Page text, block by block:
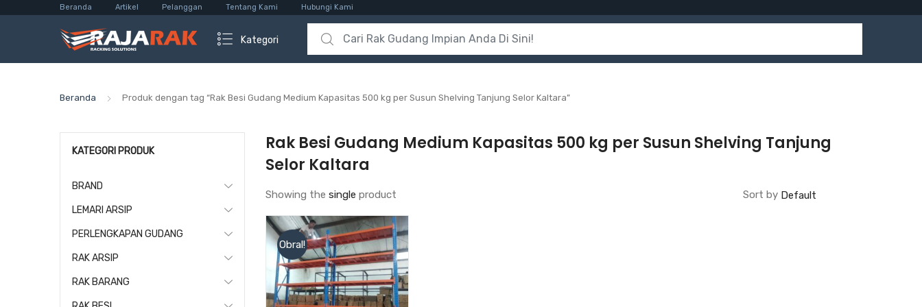
Beranda Artikel Pelanggan Tentang Kami Hubungi Kami
Kategori
Search for:
Beranda Produk dengan tag “Rak Besi Gudang Medium Kapasitas 500 kg per Susun Shelving Tanjung Selor Kaltara”
Rak Besi Gudang Medium Kapasitas 500 kg per Susun Shelving Tanjung
Selor Kaltara
Showing the single product Sort by
Obral!
KATEGORI PRODUK
BRAND
LEMARI ARSIP
PERLENGKAPAN GUDANG
RAK ARSIP
RAK BARANG